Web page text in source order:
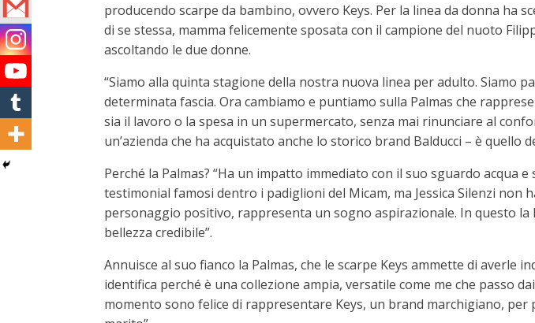
producendo scarpe da bambino, ovvero Keys. Per la linea da donna ha
di se stessa, mamma felicemente sposata con il campione del nuoto
ascoltando le due donne.
“Siamo alla quinta stagione della nostra nuova linea per adulto. Siamo
determinata fascia. Ora cambiamo e puntiamo sulla Palmas che
sia il lavoro o la spesa in un supermercato, senza mai rinunciare al
un’azienda che ha acquistato anche lo storico brand Balducci – è quello
Perché la Palmas? “Ha un impatto immediato con il suo sguardo acqua
testimonial famosi dentro i padiglioni del Micam, ma Jessica Silenzi
personaggio positivo, rappresenta un sogno aspirazionale. In questo
bellezza credibile”.
Annuisce al suo fianco la Palmas, che le scarpe Keys ammette di averle
identifica perché è una collezione ampia, versatile come me che passo
momento sono felice di rappresentare Keys, un brand marchigiano,